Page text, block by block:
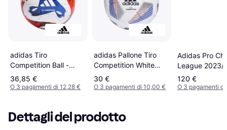
adidas Tiro
Competition Ball -
White/Black/Team
Solar Orange/Royal
36,85 €
O 3 pagamenti di 12,28 €
adidas Pallone Tiro
Competition White
Black Royal Blue Silver
Metallic
30 €
O 3 pagamenti di 10,00 €
Adidas Pro
League 2023/
120 €
O 3 pagamenti
Dettagli del prodotto